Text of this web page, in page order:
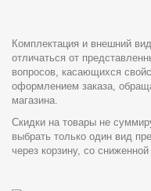
Комплектация и внешний
отличаться от
вопросов, касающихся
оформлением заказа,
магазина.
Скидки на товары не
выбрать только один вид
через корзину, со